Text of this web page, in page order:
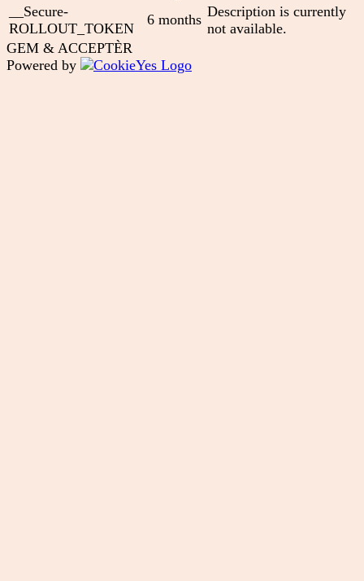
__Secure-
ROLLOUT_TOKEN
6 months Description is currently
not available.
GEM & ACCEPTÈR
Powered by